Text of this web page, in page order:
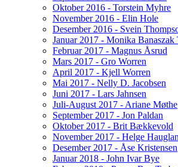
Oktober 2016 - Torstein Myhre
November 2016 - Elin Hole
Desember 2016 - Svein
Januar 2017 - Monika Banaszak
Februar 2017 - Magnus Åsrud
Mars 2017 - Gro Worren
April 2017 - Kjell Worren
Mai 2017 - Nelly D. Jacobsen
Juni 2017 - Lars Jahnsen
Juli-August 2017 - Ariane Møthe
September 2017 - Jon Paldan
Oktober 2017 - Brit Bækkevold
November 2017 - Helge
Desember 2017 - Åse Kristensen
Januar 2018 - John Ivar Bye